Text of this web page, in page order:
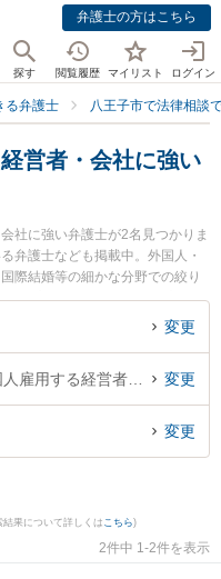
弁護士の方はこちら
探す 閲覧履歴 マイリスト ログイン
る弁護士 八王子市で法律相談
営者・会社に強い
社に強い弁護士が2名見つかりま
弁護士なども掲載中。外国人・
際結婚等の細かな分野での絞り
ップ法律事務所 八王子支店の中
士のプロフィール情報や弁護士費
な近くの弁護士を検索したい』
を法律相談できる八王子市内の
者さんにおすすめです。
変更
変更
変更
結果について詳しくは こちら)
2件中 1-2件を表示